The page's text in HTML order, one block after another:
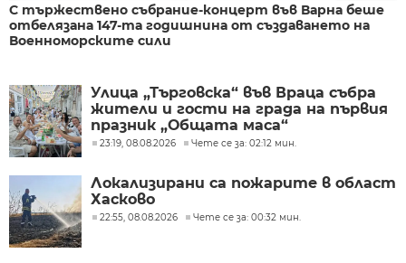
С тържествено събрание-концерт във Варна беше
отбелязана 147-та годишнина от създаването на
Военноморските сили
Улица „Търговска“ във Враца събра
жители и гости на града на първия
празник „Общата маса“
23:19, 08.08.2026 Чете се за: 02:12 мин.
Локализирани са пожарите в област
Хасково
22:55, 08.08.2026 Чете се за: 00:32 мин.